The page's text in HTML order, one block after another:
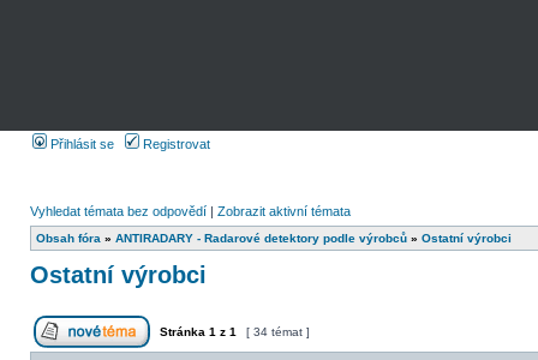
Přihlásit se Registrovat
Vyhledat témata bez odpovědí | Zobrazit aktivní témata
Obsah fóra » ANTIRADARY - Radarové detektory podle výrobců » Ostatní výrobci
Ostatní výrobci
Stránka 1 z 1 [ 34 témat ]